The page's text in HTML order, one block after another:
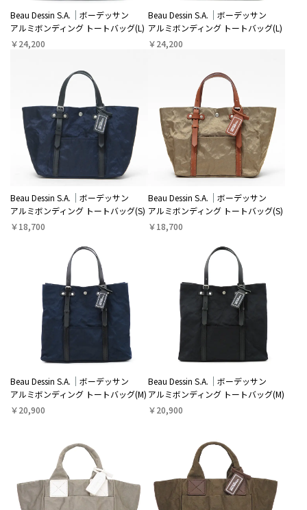
Beau Dessin S.A.
ボーデッサン
アルミボンディング トートバッグ(L)
￥24,200
Beau Dessin S.A.
ボーデッサン
アルミボンディング トートバッグ(L)
￥24,200
Beau Dessin S.A.
ボーデッサン
アルミボンディング トートバッグ(S)
￥18,700
Beau Dessin S.A.
ボーデッサン
アルミボンディング トートバッグ(S)
￥18,700
Beau Dessin S.A.
ボーデッサン
アルミボンディング トートバッグ(M)
￥20,900
Beau Dessin S.A.
ボーデッサン
アルミボンディング トートバッグ(M)
￥20,900